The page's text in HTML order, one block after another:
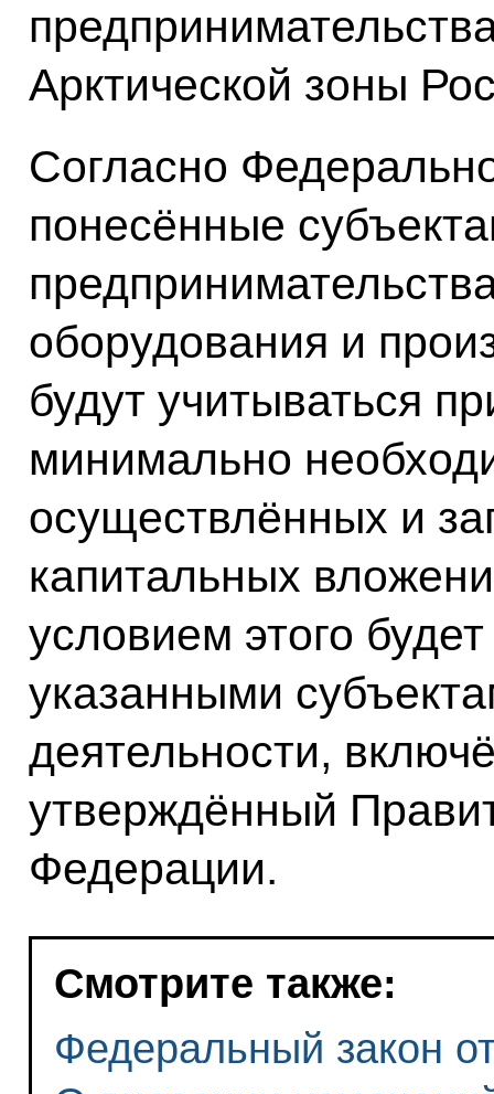
Арктической зоны
Согласно
понесённые
оборудования и
будут учитываться
минимально
осуществлённых и
капитальных
условием этого
указанными
деятельности,
утверждённый
Федерации.
Смотрите также:
Федеральный закон